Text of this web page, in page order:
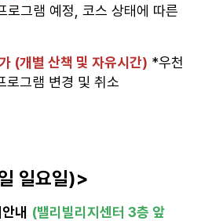
로그램 예정, 코스 상태에 따른
(개별 산책 및 자유시간) *우천
로그램 변경 및 취소
일요일)>
내 (밸리빌리지센터 3층 앞